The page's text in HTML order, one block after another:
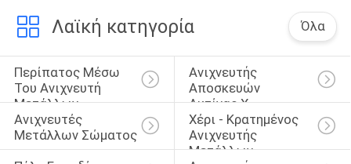
Λαϊκή κατηγορία Όλα
Περίπατος Μέσω
Του Ανιχνευτή
Μετάλλων
Ανιχνευτής
Αποσκευών
Ακτίνας X
Ανιχνευτές
Μετάλλων Σώματος
Χέρι - Κρατημένος
Ανιχνευτής
Μετάλλων